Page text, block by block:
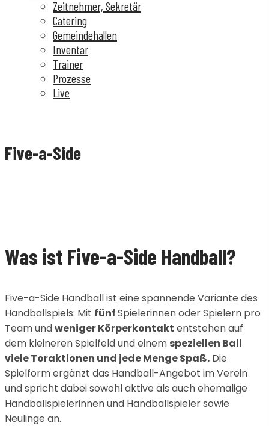
Zeitnehmer, Sekretär
Catering
Gemeindehallen
Inventar
Trainer
Prozesse
Live
Five-a-Side
Was ist Five-a-Side Handball?
Five-a-Side Handball ist eine spannende Variante des
Handballspiels: Mit fünfSpielerinnen oder Spielern pro
Team undweniger Körperkontakt entstehen auf
dem kleineren Spielfeld und einem speziellen Ball
viele Toraktionen und jede Menge Spaß. Die
Spielform ergänzt das Handball-Angebot im Verein
und spricht dabei sowohl aktive als auch ehemalige
Handballspielerinnen und Handballspieler sowie
Neulinge an.